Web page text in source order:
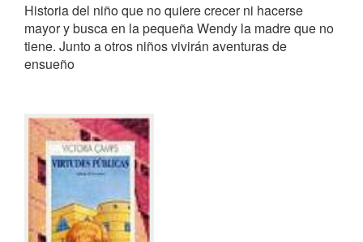
Historia del niño que no quiere crecer ni hacerse
mayor y busca en la pequeña Wendy la madre que no
tiene. Junto a otros niños vivirán aventuras de
ensueño